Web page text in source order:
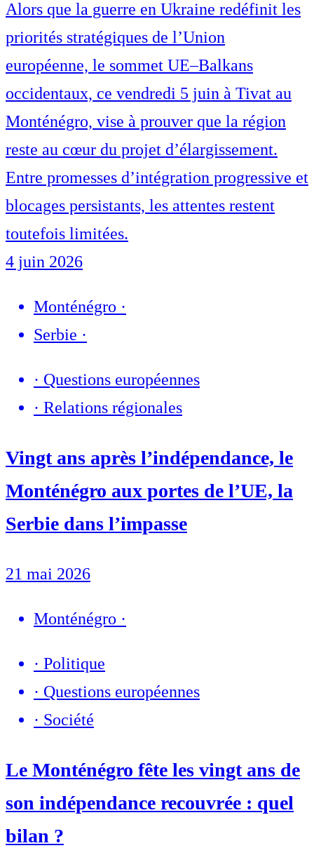
Alors que la guerre en Ukraine redéfinit les
priorités stratégiques de l’Union
européenne, le sommet UE–Balkans
occidentaux, ce vendredi 5 juin à Tivat au
Monténégro, vise à prouver que la région
reste au cœur du projet d’élargissement.
Entre promesses d’intégration progressive et
blocages persistants, les attentes restent
toutefois limitées.
4 juin 2026
Monténégro ·
Serbie ·
· Questions européennes
· Relations régionales
Vingt ans après l’indépendance, le
Monténégro aux portes de l’UE, la
Serbie dans l’impasse
21 mai 2026
Monténégro ·
· Politique
· Questions européennes
· Société
Le Monténégro fête les vingt ans de
son indépendance recouvrée : quel
bilan ?